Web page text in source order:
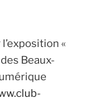
«
Beaux-